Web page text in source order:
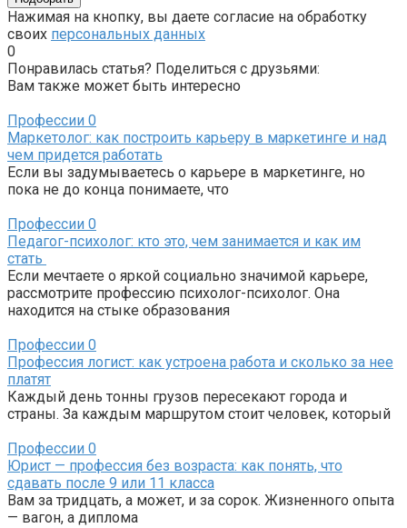
Нажимая на кнопку, вы даете согласие на обработку
своих персональных данных
0
Понравилась статья? Поделиться с друзьями:
Вам также может быть интересно
Профессии 0
Маркетолог: как построить карьеру в маркетинге и над
чем придется работать
Если вы задумываетесь о карьере в маркетинге, но
пока не до конца понимаете, что
Профессии 0
Педагог-психолог: кто это, чем занимается и как им
стать
Если мечтаете о яркой социально значимой карьере,
рассмотрите профессию психолог-психолог. Она
находится на стыке образования
Профессии 0
Профессия логист: как устроена работа и сколько за нее
платят
Каждый день тонны грузов пересекают города и
страны. За каждым маршрутом стоит человек, который
Профессии 0
Юрист — профессия без возраста: как понять, что
сдавать после 9 или 11 класса
Вам за тридцать, а может, и за сорок. Жизненного опыта
— вагон, а диплома